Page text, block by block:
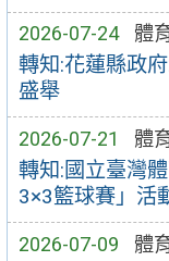
2026-07-24 體
轉知:花蓮縣政
盛舉
2026-07-21 體
轉知:國立臺灣
3×3籃球賽」活
2026-07-09 體